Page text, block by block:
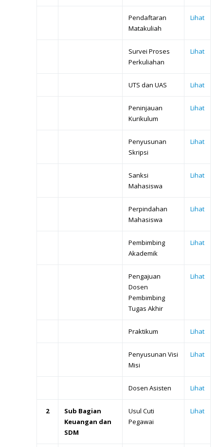
Pendaftaran
Matakuliah
Lihat
Survei Proses
Perkuliahan
Lihat
UTS dan UAS Lihat
Peninjauan
Kurikulum
Lihat
Penyusunan
Skripsi
Lihat
Sanksi
Mahasiswa
Lihat
Perpindahan
Mahasiswa
Lihat
Pembimbing
Akademik
Lihat
Pengajuan
Dosen
Pembimbing
Tugas Akhir
Lihat
Praktikum Lihat
Penyusunan Visi
Misi
Lihat
Dosen Asisten Lihat
2
Sub Bagian
Keuangan dan
SDM
Usul Cuti
Pegawai
Lihat